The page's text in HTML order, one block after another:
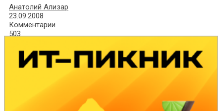
Анатолий Ализар
23.09.2008
Комментарии
503